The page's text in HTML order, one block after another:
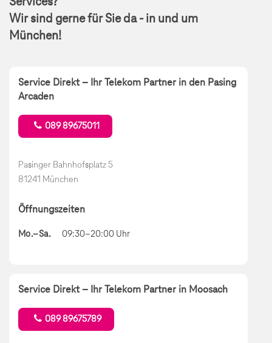
Wir sind gerne für Sie da - in und um
München!
Service Direkt – Ihr Telekom Partner in den Pasing
Arcaden
089 89675011
Pasinger Bahnhofsplatz 5
81241 München
Öffnungszeiten
Mo.–Sa. 09:30–20:00 Uhr
Service Direkt – Ihr Telekom Partner in Moosach
089 89675789